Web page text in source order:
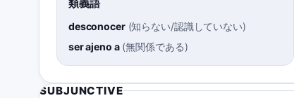
類義語
desconocer(知らない/認識していない)
ser ajeno a(無関係である)
SUBJUNCTIVE